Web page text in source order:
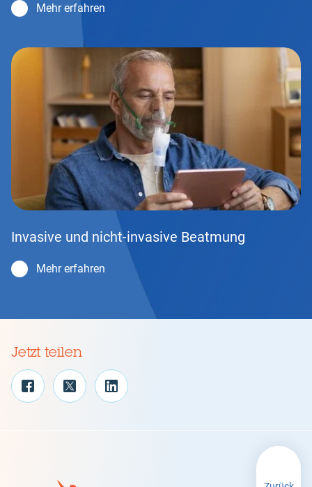
Mehr erfahren
Invasive und nicht-invasive Beatmung
Mehr erfahren
Jetzt teilen